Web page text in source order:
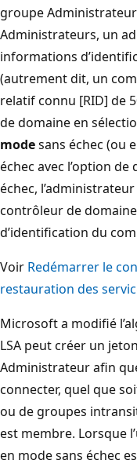
groupe
Administrateurs, un
informations
(autrement dit, un
relatif connu [RID] de
de domaine en
modesans échec (ou
échec avec l’option
échec,
contrôleur de
d’identification du
Voir Redémarrer le
restauration des
Microsoft a modifié
LSA peut créer un
Administrateur afin
connecter, quel que
ou de groupes
est membre. Lorsque
en mode sans échec